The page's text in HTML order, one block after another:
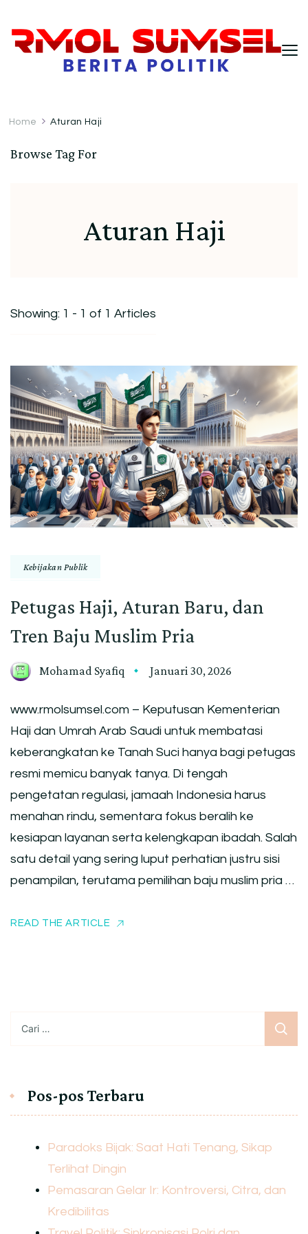
Indonesia untuk Pembaca Kritis
Home Aturan Haji
Browse Tag For
Aturan Haji
Showing: 1 - 1 of 1 Articles
Kebijakan Publik
Petugas Haji, Aturan Baru, dan
Tren Baju Muslim Pria
Mohamad Syafiq Januari 30, 2026
www.rmolsumsel.com – Keputusan Kementerian
Haji dan Umrah Arab Saudi untuk membatasi
keberangkatan ke Tanah Suci hanya bagi petugas
resmi memicu banyak tanya. Di tengah
pengetatan regulasi, jamaah Indonesia harus
menahan rindu, sementara fokus beralih ke
kesiapan layanan serta kelengkapan ibadah. Salah
satu detail yang sering luput perhatian justru sisi
penampilan, terutama pemilihan baju muslim pria …
READ THE ARTICLE
untuk:
Pos-pos Terbaru
Paradoks Bijak: Saat Hati Tenang, Sikap
Terlihat Dingin
Pemasaran Gelar Ir: Kontroversi, Citra, dan
Kredibilitas